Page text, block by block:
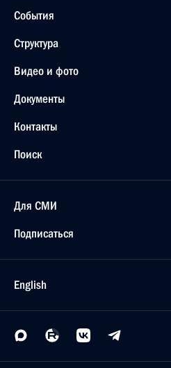
События
Структура
Видео и фото
Документы
Контакты
Поиск
Для СМИ
Подписаться
English